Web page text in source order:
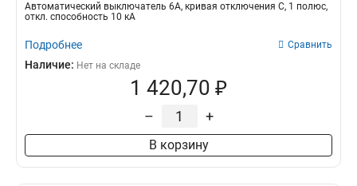
Автоматический выключатель 6А, кривая отключения C, 1 полюс,
откл. способность 10 кА
Подробнее Сравнить
Наличие: Нет на складе
1 420,70 ₽
– +
В корзину